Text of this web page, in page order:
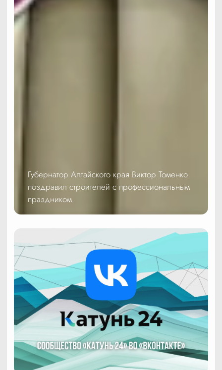
Губернатор Алтайского края Виктор Томенко
поздравил строителей с профессиональным
праздником